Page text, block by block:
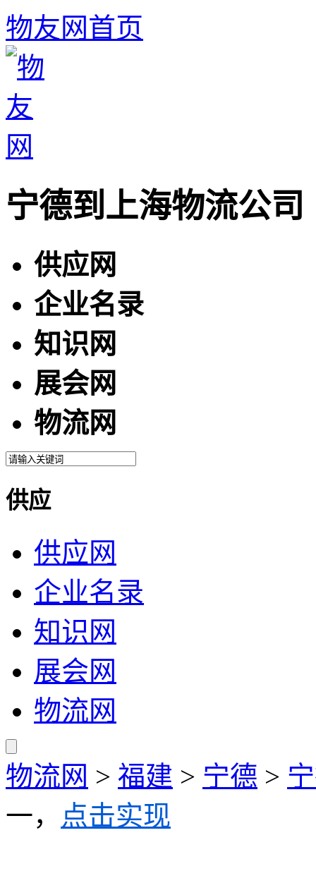
物友网首页
宁德到上海物流公司
供应网
企业名录
知识网
展会网
物流网
供应
供应网
企业名录
知识网
展会网
物流网
物流网 > 福建 > 宁德 >
一， 点击实现